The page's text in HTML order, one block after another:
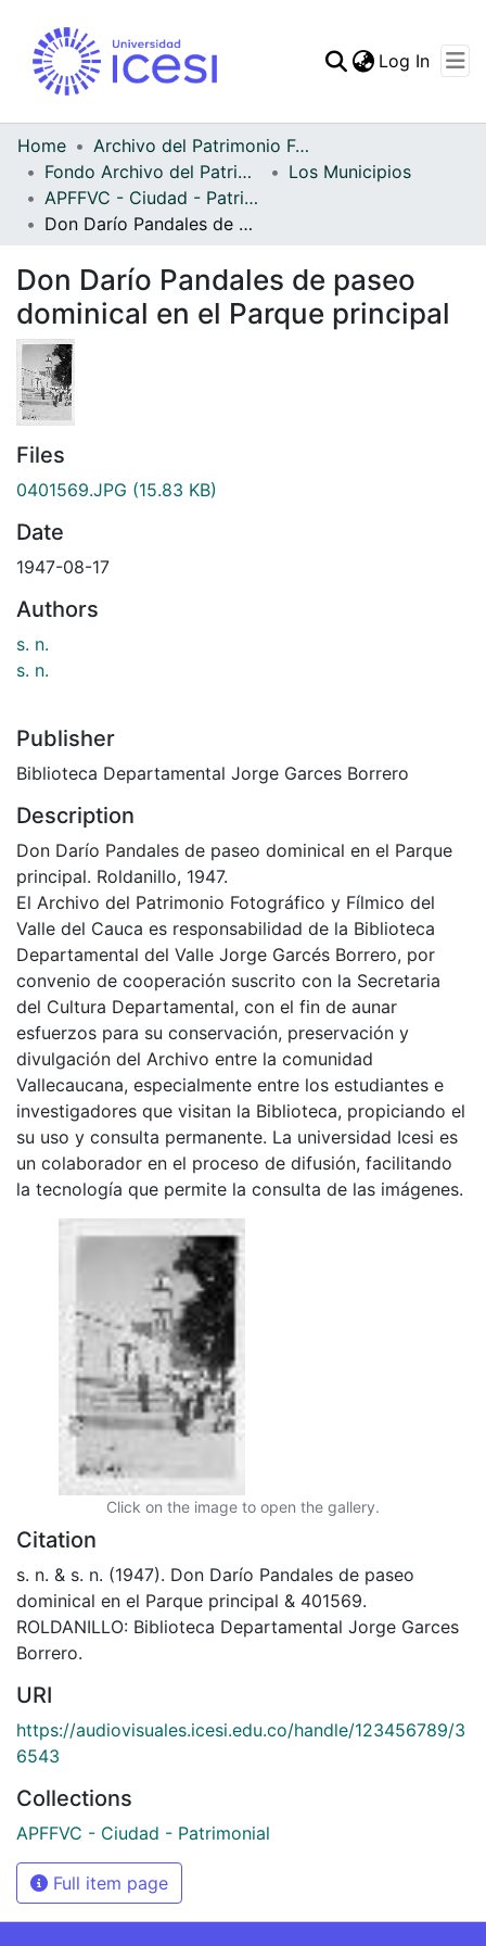
Statistics
Log In
Home
Archivo del Patrimonio Fotográfico y Fílmico del Valle del Cauca
Fondo Archivo del Patrimonio Fotográfico y Fílmico del Valle del Cauca
Los Municipios
APFFVC - Ciudad - Patrimonial
Don Darío Pandales de paseo dominical en el Parque principal
Don Darío Pandales de paseo
dominical en el Parque principal
Files
0401569.JPG (15.83 KB)
Date
1947-08-17
Authors
s. n.
s. n.
Publisher
Biblioteca Departamental Jorge Garces Borrero
Description
Don Darío Pandales de paseo dominical en el Parque
principal. Roldanillo, 1947.
El Archivo del Patrimonio Fotográfico y Fílmico del
Valle del Cauca es responsabilidad de la Biblioteca
Departamental del Valle Jorge Garcés Borrero, por
convenio de cooperación suscrito con la Secretaria
del Cultura Departamental, con el fin de aunar
esfuerzos para su conservación, preservación y
divulgación del Archivo entre la comunidad
Vallecaucana, especialmente entre los estudiantes e
investigadores que visitan la Biblioteca, propiciando el
su uso y consulta permanente. La universidad Icesi es
un colaborador en el proceso de difusión, facilitando
la tecnología que permite la consulta de las imágenes.
Click on the image to open the gallery.
Citation
s. n. & s. n. (1947). Don Darío Pandales de paseo
dominical en el Parque principal & 401569.
ROLDANILLO: Biblioteca Departamental Jorge Garces
Borrero.
URI
https://audiovisuales.icesi.edu.co/handle/123456789/3
6543
Collections
APFFVC - Ciudad - Patrimonial
Full item page